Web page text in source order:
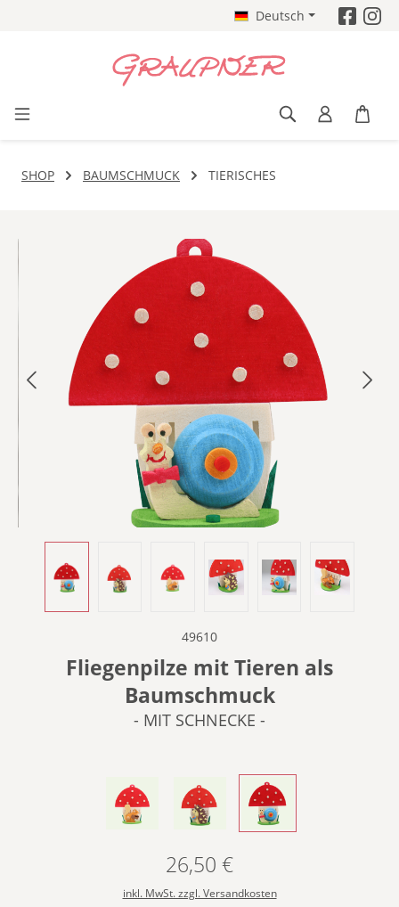
Deutsch
SHOP BAUMSCHMUCK TIERISCHES
Bildergalerie überspringen
49610
Fliegenpilze mit Tieren als
Baumschmuck
- MIT SCHNECKE -
- MIT EICHHÖRNCHEN -
- MIT IGEL -- MIT SCHNECKE -
Regulärer Preis:
26,50 €
inkl. MwSt. zzgl. Versandkosten